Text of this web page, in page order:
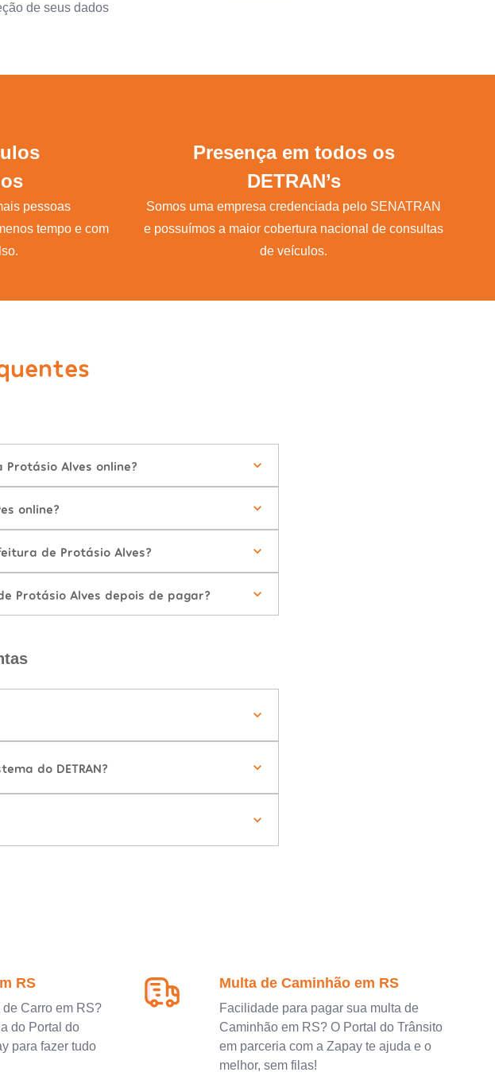
de seus dados
pessoas
tempo e com
Presença em todos os
DETRAN’s
Somos uma empresa credenciada pelo SENATRAN
e possuímos a maior cobertura nacional de consultas
de veículos.
Alves online?
online?
de Protásio Alves?
Protásio Alves depois de pagar?
do DETRAN?
RS
Carro em RS?
do Portal do
para fazer tudo
Multa de Caminhão em RS
Facilidade para pagar sua multa de
Caminhão em RS? O Portal do Trânsito
em parceria com a Zapay te ajuda e o
melhor, sem filas!